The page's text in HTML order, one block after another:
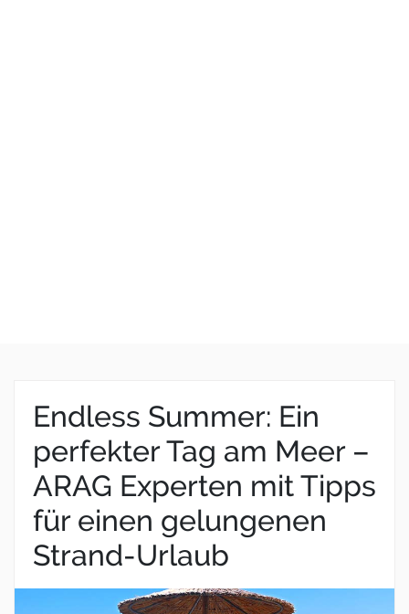
Endless Summer: Ein
perfekter Tag am Meer –
ARAG Experten mit Tipps
für einen gelungenen
Strand-Urlaub